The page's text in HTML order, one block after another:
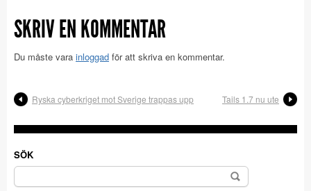
SKRIV EN KOMMENTAR
Du måste vara inloggad för att skriva en kommentar.
Ryska cyberkriget mot Sverige trappas upp Tails 1.7 nu ute
SÖK
Sök